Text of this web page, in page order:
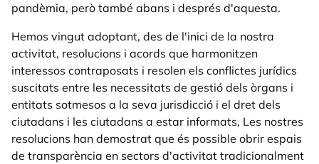
pandèmia, però també abans i després d'aquesta.
Hemos vingut adoptant, des de l'inici de la nostra
activitat, resolucions i acords que harmonitzen
interessos contraposats i resolen els conflictes jurídics
suscitats entre les necessitats de gestió dels òrgans i
entitats sotmesos a la seva jurisdicció i el dret dels
ciutadans i les ciutadans a estar informats, Les nostres
resolucions han demostrat que és possible obrir espais
de transparència en sectors d'activitat tradicionalment